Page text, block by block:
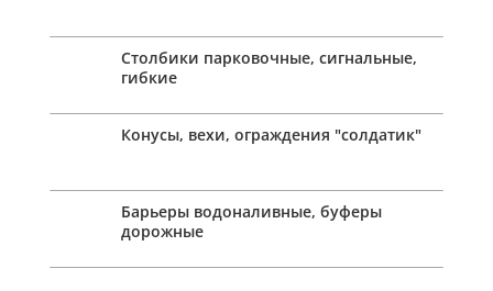
Столбики парковочные, сигнальные,
гибкие
Конусы, вехи, ограждения "солдатик"
Барьеры водоналивные, буферы
дорожные